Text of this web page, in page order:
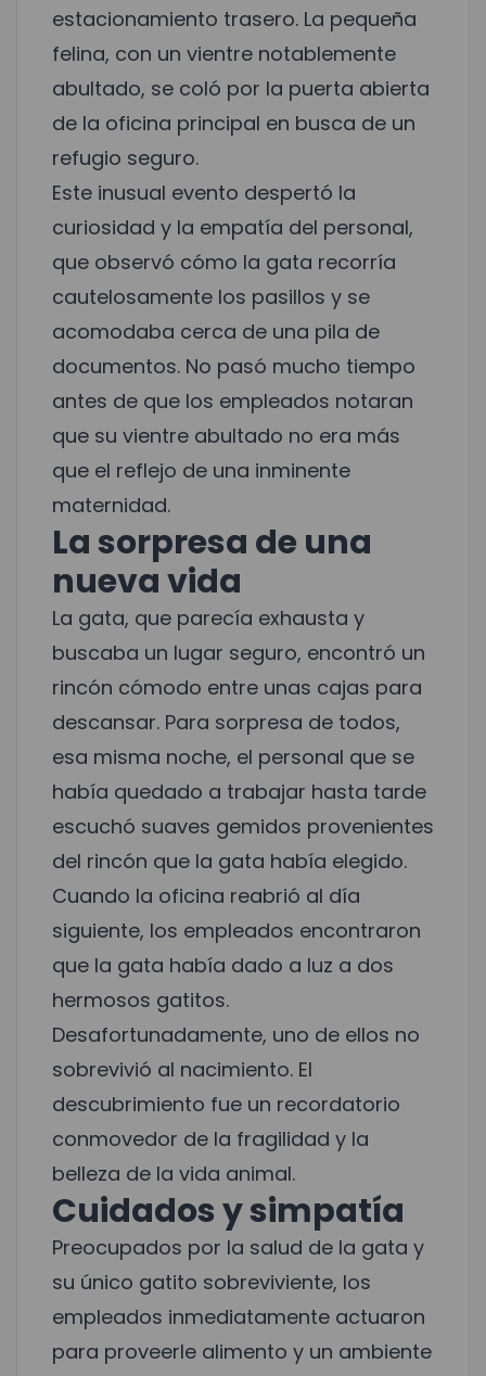
estacionamiento trasero. La pequeña
felina, con un vientre notablemente
abultado, se coló por la puerta abierta
de la oficina principal en busca de un
refugio seguro.
Este inusual evento despertó la
curiosidad y la empatía del personal,
que observó cómo la gata recorría
cautelosamente los pasillos y se
acomodaba cerca de una pila de
documentos. No pasó mucho tiempo
antes de que los empleados notaran
que su vientre abultado no era más
que el reflejo de una inminente
maternidad.
La sorpresa de una
nueva vida
La gata, que parecía exhausta y
buscaba un lugar seguro, encontró un
rincón cómodo entre unas cajas para
descansar. Para sorpresa de todos,
esa misma noche, el personal que se
había quedado a trabajar hasta tarde
escuchó suaves gemidos provenientes
del rincón que la gata había elegido.
Cuando la oficina reabrió al día
siguiente, los empleados encontraron
que la gata había dado a luz a dos
hermosos gatitos.
Desafortunadamente, uno de ellos no
sobrevivió al nacimiento. El
descubrimiento fue un recordatorio
conmovedor de la fragilidad y la
belleza de la vida animal.
Cuidados y simpatía
Preocupados por la salud de la gata y
su único gatito sobreviviente, los
empleados inmediatamente actuaron
para proveerle alimento y un ambiente